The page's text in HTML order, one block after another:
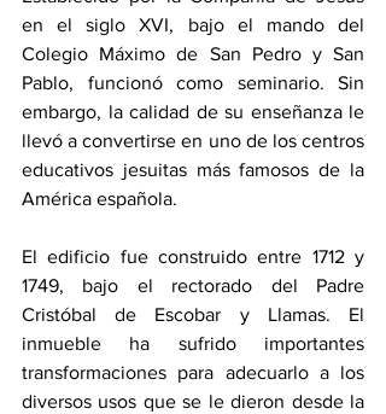
en el siglo XVI, bajo el mando del
Colegio Máximo de San Pedro y San
Pablo, funcionó como seminario. Sin
embargo, la calidad de su enseñanza le
llevó a convertirse en uno de los centros
educativos jesuitas más famosos de la
América española.
El edificio fue construido entre 1712 y
1749, bajo el rectorado del Padre
Cristóbal de Escobar y Llamas. El
inmueble ha sufrido importantes
transformaciones para adecuarlo a los
diversos usos que se le dieron desde la